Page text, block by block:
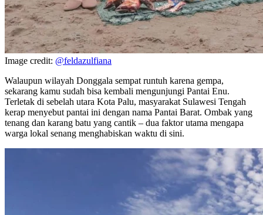
Image credit: @feldazulfiana
Walaupun wilayah Donggala sempat runtuh karena gempa,
sekarang kamu sudah bisa kembali mengunjungi Pantai Enu.
Terletak di sebelah utara Kota Palu, masyarakat Sulawesi Tengah
kerap menyebut pantai ini dengan nama Pantai Barat. Ombak yang
tenang dan karang batu yang cantik – dua faktor utama mengapa
warga lokal senang menghabiskan waktu di sini.